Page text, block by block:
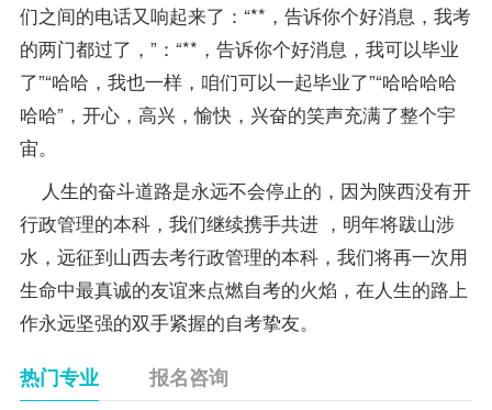
们之间的电话又响起来了：“**，告诉你个好消息，我考
的两门都过了，”：“**，告诉你个好消息，我可以毕业
了”“哈哈，我也一样，咱们可以一起毕业了”“哈哈哈哈
哈哈”，开心，高兴，愉快，兴奋的笑声充满了整个宇
宙。
人生的奋斗道路是永远不会停止的，因为陕西没有开
行政管理的本科，我们继续携手共进 ，明年将跋山涉
水，远征到山西去考行政管理的本科，我们将再一次用
生命中最真诚的友谊来点燃自考的火焰，在人生的路上
作永远坚强的双手紧握的自考挚友。
热门专业 报名咨询